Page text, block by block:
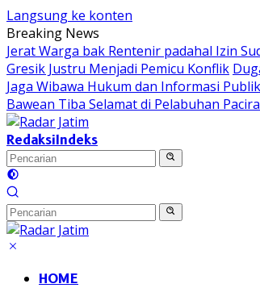
Langsung ke konten
Breaking News
Jerat Warga bak Rentenir padahal Izin
Gresik Justru Menjadi Pemicu Konflik
Jaga Wibawa Hukum dan Informasi
Bawean Tiba Selamat di Pelabuhan
RedaksiIndeks
HOME